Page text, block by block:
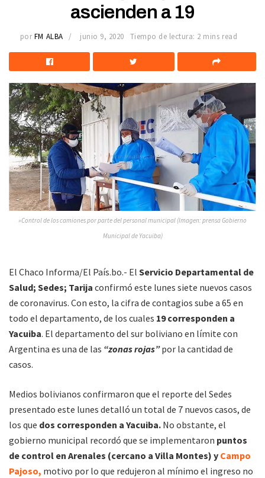
ascienden a 19
por FM ALBA junio 9, 2020 Tiempo de lectura: 2 mins read
»Control de los camiones por parte del personal municipal (Imagen: prensa Gobierno
Municipal de Yacuiba)
El Chaco Informa/El País.bo.- El Servicio Departamental de
Salud; Sedes; Tarija confirmó este lunes siete nuevos casos
de coronavirus. Con esto, la cifra de contagios sube a 65 en
todo el departamento, de los cuales 19 corresponden a
Yacuiba. El departamento del sur boliviano en límite con
Argentina es una de las “zonas rojas”por la cantidad de
casos.
Medios bolivianos confirmaron que el reporte del Sedes
presentado este lunes detalló un total de 7 nuevos casos, de
los que dos corresponden a Yacuiba. No obstante, el
gobierno municipal recordó que se implementaron puntos
de control en Arenales (cercano a Villa Montes) y Campo
Pajoso, motivo por lo que redujeron al mínimo el ingreso no